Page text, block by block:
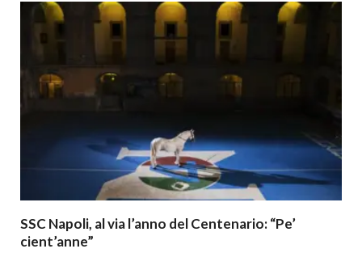
SSC Napoli, al via l’anno del Centenario: “Pe’
cient’anne”